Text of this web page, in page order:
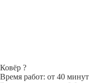
Ковёр ?
Время работ: от 40 минут